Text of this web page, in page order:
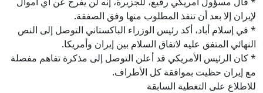
لإيران إلا بعد أن تنفذ المطلوب منها وفق الصفقة.
* في إسلام أباد، أكد رئيس الوزراء الباكستاني التوصل إلى النص
النهائي المتفق عليه لاتفاق السلام بين إيران وأمريكا.
* كان الرئيس الأمريكي قد أعلن التوصل إلى مذكرة تفاهم مفصلة
مع إيران حظيت بموافقة كل الأطراف.
للاطلاع على التغطية السابقة